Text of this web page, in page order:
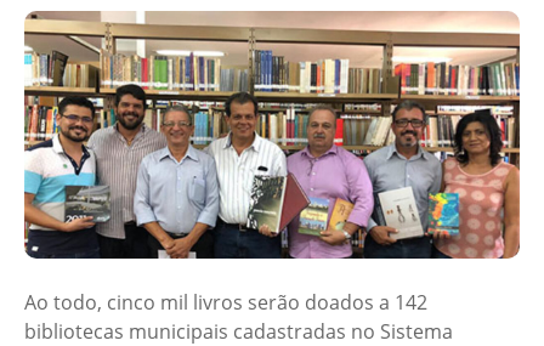
Ao todo, cinco mil livros serão doados a 142
bibliotecas municipais cadastradas no Sistema